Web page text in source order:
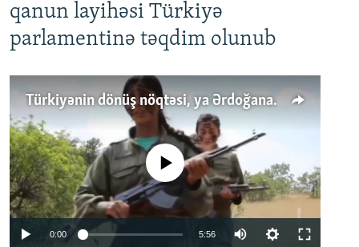
qanun layihəsi Türkiyə
parlamentinə təqdim olunub
Türkiyənin dönüş nöqtəsi, ya Ərdoğana üçüncü şans: PKK ilə qəfil barışıq nə deməkdir?
No media source currently available
0:00 5:56